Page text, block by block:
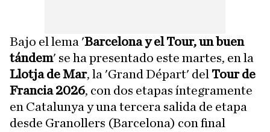
Bajo el lema 'Barcelona y el Tour, un buen
tándem' se ha presentado este martes, en la
Llotja de Mar, la 'Grand Départ' del Tour de
Francia 2026, con dos etapas íntegramente
en Catalunya y una tercera salida de etapa
desde Granollers (Barcelona) con final